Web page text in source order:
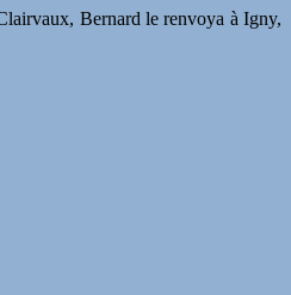
Bernard le renvoya à Igny,